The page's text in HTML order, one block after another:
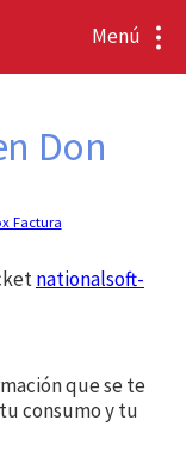
Menú
Don
Factura
nationalsoft-
que se te
consumo y tu